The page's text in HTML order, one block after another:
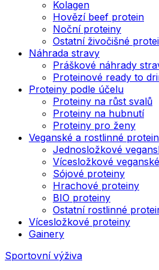
Kolagen
Hovězí beef protein
Noční proteiny
Ostatní živočišné
Náhrada stravy
Práškové náhrady
Proteinové ready to
Proteiny podle účelu
Proteiny na růst svalů
Proteiny na hubnutí
Proteiny pro ženy
Veganské a rostlinné
Jednosložkové
Vícesložkové
Sójové proteiny
Hrachové proteiny
BIO proteiny
Ostatní rostlinné
Vícesložkové proteiny
Gainery
Sportovní výživa